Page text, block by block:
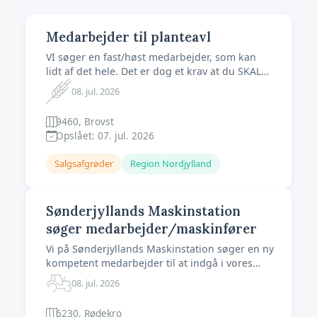
Medarbejder til planteavl
VI søger en fast/høst medarbejder, som kan
lidt af det hele. Det er dog et krav at du SKAL
have kendskab til kørsel med traktor/maskiner,
og almindelig vedligeholdese af maskiner. Men
også anden forfalden arbejde på gården. Vi er
i alt 5-6 medarbejdere fast og 10-12 stykker i
sæsoner, arbejdssproget
08. jul. 2026
9460, Brovst
Opslået: 07. jul. 2026
Salgsafgrøder Region Nordjylland
Sønderjyllands Maskinstation
søger medarbejder/maskinfører
Vi på Sønderjyllands Maskinstation søger en ny
kompetent medarbejder til at indgå i vores
team, som allerede består af 10 dedikerede
medarbejdere. vi udfører Landbrugsarbejde i
Sønderjylland Vi kan tilbyde en moderne
08. jul. 2026
6230, Rødekro